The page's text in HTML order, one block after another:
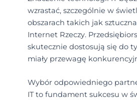
wzrastać, szczególnie w
obszarach takich jak
Internet Rzeczy.
skutecznie dostosują się do
miały przewagę
Wybór odpowiedniego
IT to fundament sukcesu w